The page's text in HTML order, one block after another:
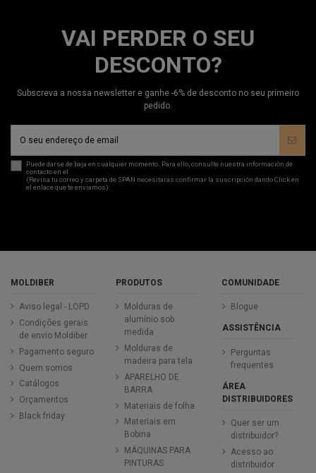
VAI PERDER O SEU
DESCONTO?
Subscreva a nossa newsletter e ganhe -6% de desconto no seu primeiro
pedido.
Puede darse de baja en cualquier momento. Para ello, consulte nuestra información de
contacto en el
.
(Revisa tu correo y carpeta de SPAN necesitaras confirmar la suscripción dando Click en
el enlace que te enviamos)
MOLDIBER
Aviso legal - LOPD
Condições gerais
de envio Moldiber
Pagamento seguro
Quem somos
Catálogos
Orçamentos
Black friday
PRODUTOS
Molduras de
alumínio sob
medida
Molduras de
madeira para tela
APARELHO DE
BARRA
Materiais de folha
Materiais em
Bobina
MÁQUINAS PARA
PINTURAS
COMUNIDADE
Blogue
ASSISTÊNCIA
Perguntas
frequentes
ÁREA
DISTRIBUIDORES
Quer ser um
distribuidor?
Acesso ao
distribuidor